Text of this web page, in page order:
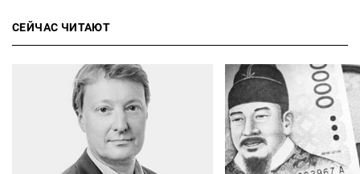
СЕЙЧАС ЧИТАЮТ